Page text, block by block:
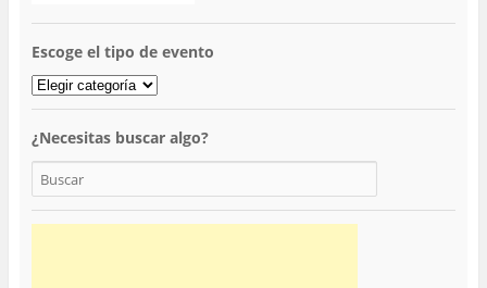
Escoge el tipo de evento
¿Necesitas buscar algo?